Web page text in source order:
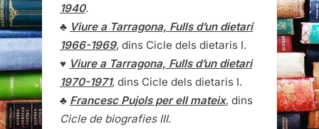
1940.
♣ Viure a Tarragona, Fulls d’un dietari
1966-1969, dins Cicle dels dietaris I.
♥ Viure a Tarragona, Fulls d’un dietari
1970-1971, dins Cicle dels dietaris I.
♣ Francesc Pujols per ell mateix, dins
Cicle de biografies III.